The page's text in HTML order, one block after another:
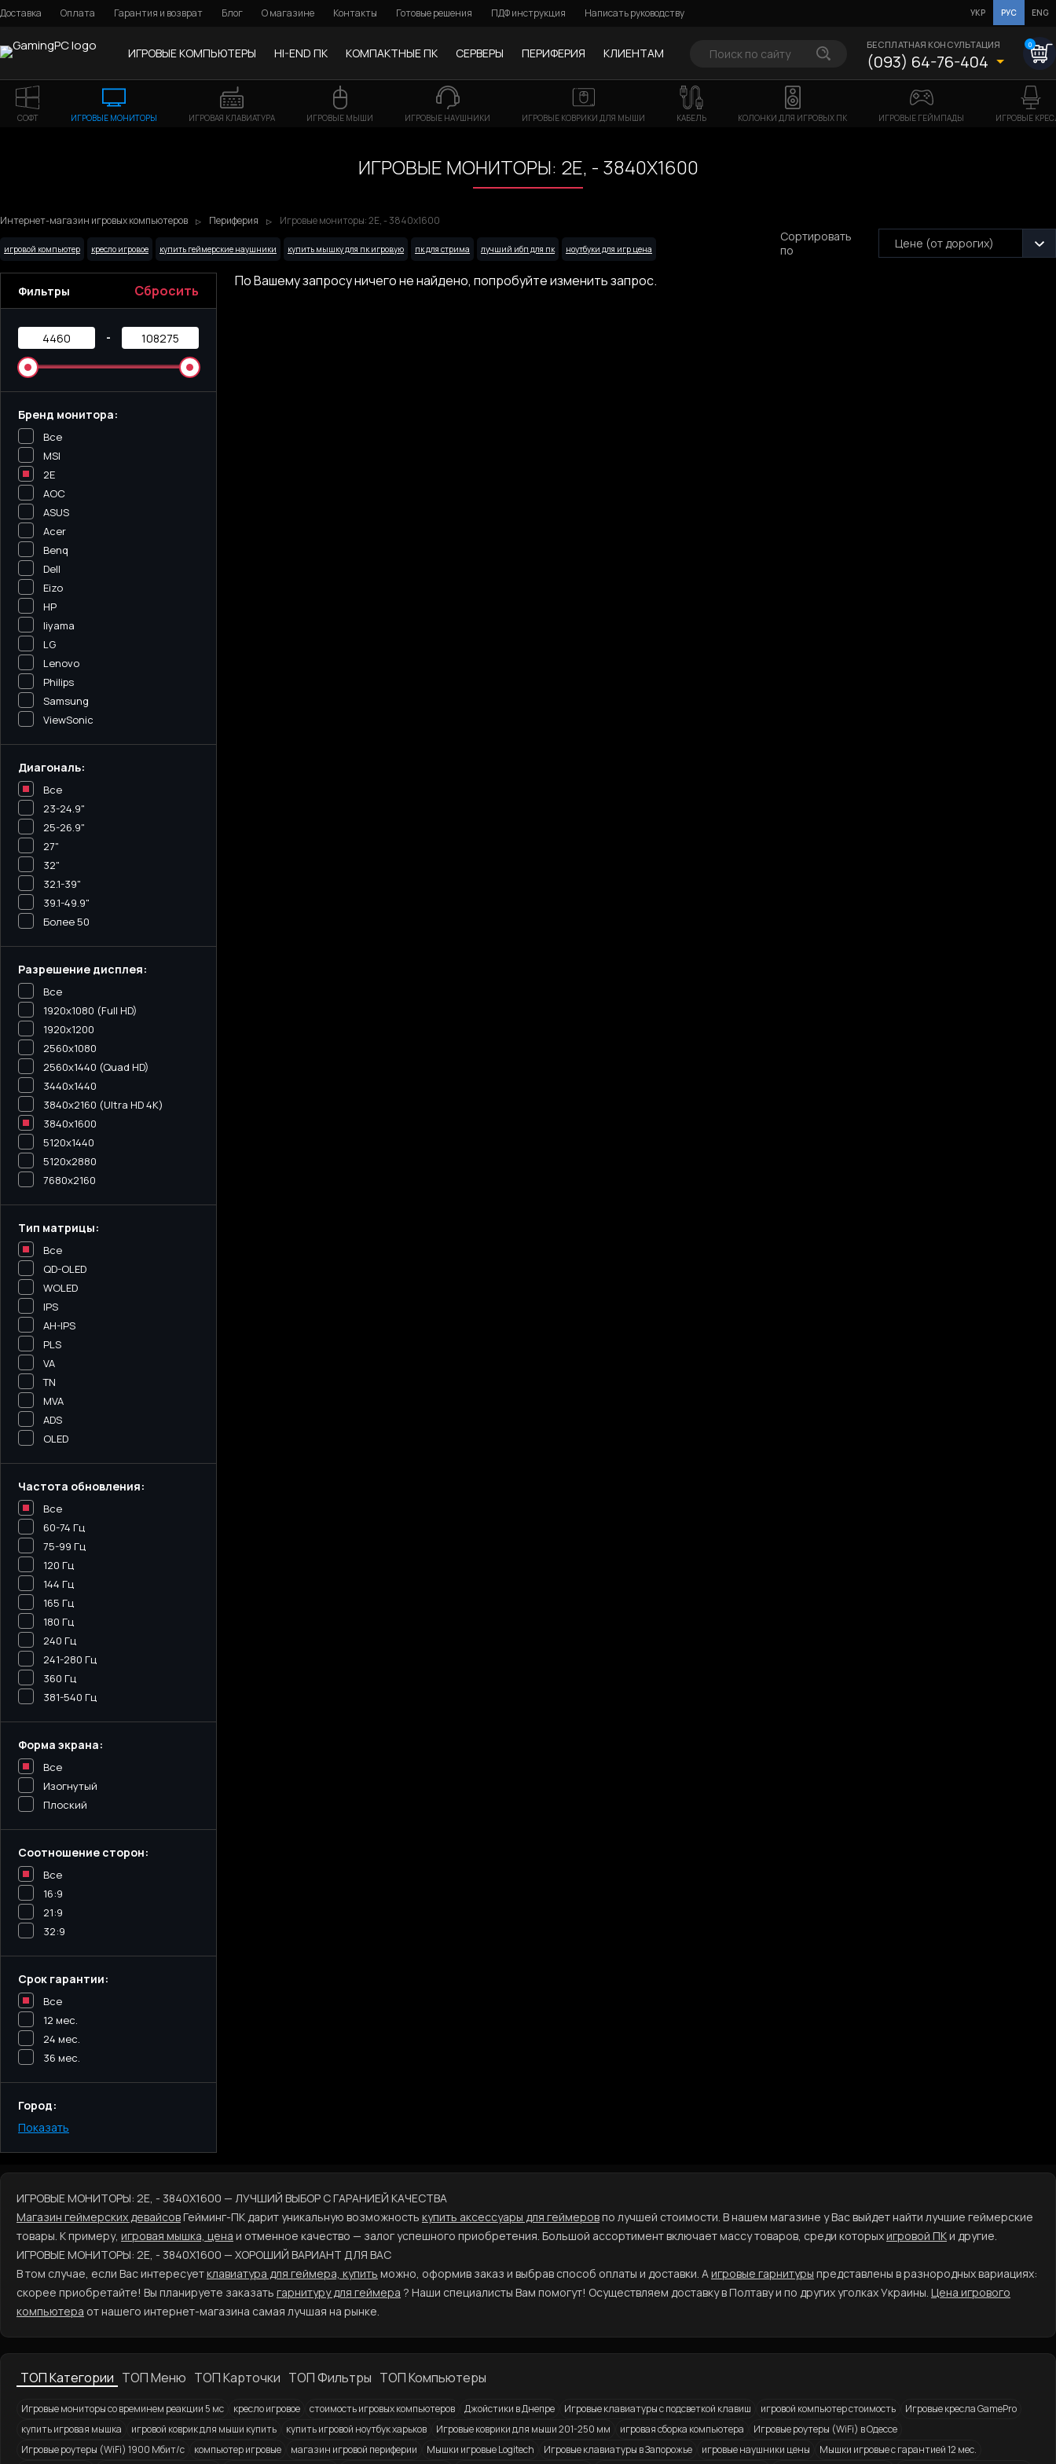
Доставка Оплата Гарантия и возврат Блог О магазине Контакты Готовые решения ПДФ инструкция Написать руководству УКР РУС ENG
ИГРОВЫЕ КОМПЬЮТЕРЫ HI-END ПК КОМПАКТНЫЕ ПК СЕРВЕРЫ ПЕРИФЕРИЯ КЛИЕНТАМ
БЕСПЛАТНАЯ КОНСУЛЬТАЦИЯ
(093) 64-76-404
0
СОФТ ИГРОВЫЕ МОНИТОРЫ ИГРОВАЯ КЛАВИАТУРА ИГРОВЫЕ МЫШИ ИГРОВЫЕ НАУШНИКИ ИГРОВЫЕ КОВРИКИ ДЛЯ МЫШИ КАБЕЛЬ КОЛОНКИ ДЛЯ ИГРОВЫХ ПК ИГРОВЫЕ ГЕЙМПАДЫ ИГРОВЫЕ
ИГРОВЫЕ МОНИТОРЫ: 2E, - 3840X1600
Интернет-магазин игровых компьютеров Периферия Игровые мониторы: 2E, - 3840x1600
игровой компьютер кресло игровое купить геймерские наушники купить мышку для пк игровую пк для стрима лучший ибп для пк ноутбуки для игр цена
Сортировать
по
Цене (от дорогих)
Фильтры Сбросить
-
Бренд монитора:
Все
MSI
2E
AOC
ASUS
Acer
Benq
Dell
Eizo
HP
Iiyama
LG
Lenovo
Philips
Samsung
ViewSonic
Диагональ:
Все
23-24.9"
25-26.9"
27"
32"
32.1-39"
39.1-49.9"
Более 50
Разрешение дисплея:
Все
1920x1080 (Full HD)
1920x1200
2560x1080
2560x1440 (Quad HD)
3440х1440
3840x2160 (Ultra HD 4K)
3840x1600
5120x1440
5120х2880
7680x2160
Тип матрицы:
Все
QD-OLED
WOLED
IPS
AH-IPS
PLS
VA
TN
MVA
ADS
OLED
Частота обновления:
Все
60-74 Гц
75-99 Гц
120 Гц
144 Гц
165 Гц
180 Гц
240 Гц
241-280 Гц
360 Гц
381-540 Гц
Форма экрана:
Все
Изогнутый
Плоский
Соотношение сторон:
Все
16:9
21:9
32:9
Срок гарантии:
Все
12 мес.
24 мес.
36 мес.
Город:
Киев
Запорожье
Львов
Показать
По Вашему запросу ничего не найдено, попробуйте изменить запрос.
ИГРОВЫЕ МОНИТОРЫ: 2E, - 3840X1600 — ЛУЧШИЙ ВЫБОР С ГАРАНИЕЙ КАЧЕСТВА
Магазин геймерских девайсовГейминг-ПК дарит уникальную возможность купить аксессуары для геймеровпо лучшей стоимости. В нашем магазине у Вас выйдет найти лучшие геймерские
товары. К примеру, игровая мышка, цена и отменное качество — залог успешного приобретения. Большой ассортимент включает массу товаров, среди которыхигровой ПКи другие.
ИГРОВЫЕ МОНИТОРЫ: 2E, - 3840X1600 — ХОРОШИЙ ВАРИАНТ ДЛЯ ВАС
В том случае, если Вас интересуетклавиатура для геймера, купить можно, оформив заказ и выбрав способ оплаты и доставки. Аигровые гарнитуры представлены в разнородных вариациях:
скорее приобретайте! Вы планируете заказать гарнитуру для геймера ? Наши специалисты Вам помогут! Осуществляем доставку в Полтаву и по других уголках Украины. Цена игрового
компьютера от нашего интернет-магазина самая лучшая на рынке.
ТОП Категории ТОП Меню ТОП Карточки ТОП Фильтры ТОП Компьютеры
Игровые мониторы со времинем реакции 5 мс кресло игровое стоимость игровых компьютеров Джойстики в Днепре Игровые клавиатуры с подсветкой клавиш игровой компьютер стоимость
Игровые кресла GamePro
купить игровая мышка
игровой коврик для мыши купить купить игровой ноутбук харьков Игровые коврики для мыши 201-250 мм игровая сборка компьютера
Игровые роутеры (WiFi) в Одессе
Игровые роутеры (WiFi) 1900 Мбит/с
компьютер игровые магазин игровой периферии Мышки игровые Logitech Игровые клавиатуры в Запорожье игровые наушники цены
Мышки игровые с гарантией 12 мес.